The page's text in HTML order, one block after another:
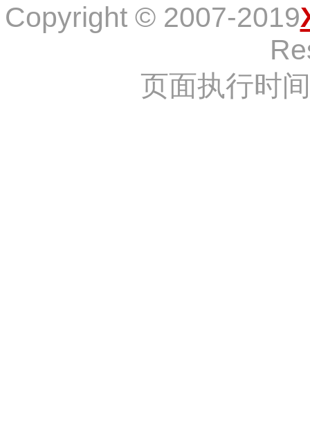
Copyright © 2007-2019
页面执行时